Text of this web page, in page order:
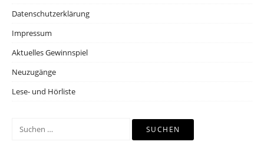
Datenschutzerklärung
Impressum
Aktuelles Gewinnspiel
Neuzugänge
Lese- und Hörliste
Suchen